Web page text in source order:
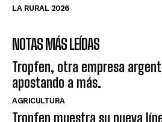
LA RURAL 2026
NOTAS MÁS LEÍDAS
Tropfen, otra empresa
apostando a más.
AGRICULTURA
Tropfen muestra su nueva